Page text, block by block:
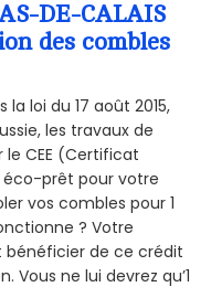
DE-CALAIS
des combles
loi du 17 août 2015,
les travaux de
CEE (Certificat
éco-prêt pour votre
vos combles pour 1
? Votre
bénéficier de ce crédit
Vous ne lui devrez qu’1